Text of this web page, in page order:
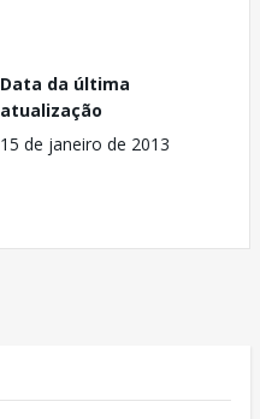
Data da última
atualização
15 de janeiro de 2013